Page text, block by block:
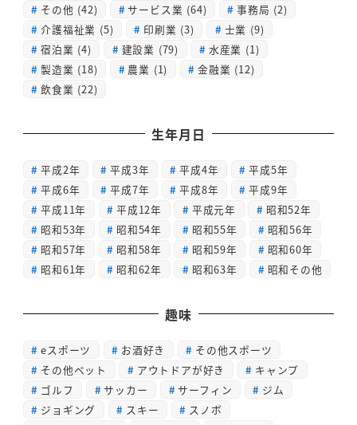
その他 (42) サービス業 (64) 事務局 (2)
介護福祉業 (5) 印刷業 (3) 士業 (9)
宿泊業 (4) 建設業 (79) 水産業 (1)
製造業 (18) 農業 (1) 金融業 (12)
飲食業 (22)
生年月日
平成2年 平成3年 平成4年
平成5年
平成6年
平成7年 平成8年
平成9年
平成11年
平成12年 平成元年
昭和52年
昭和53年
昭和54年 昭和55年
昭和56年
昭和57年
昭和58年 昭和59年
昭和60年
昭和61年
昭和62年 昭和63年 昭和その他
趣味
eスポーツ お酒好き
その他スポーツ
その他ペット
アウトドアが好き
キャンプ
ゴルフ
サッカー サーフィン
ジム
ジョギング
スキー
スノボ